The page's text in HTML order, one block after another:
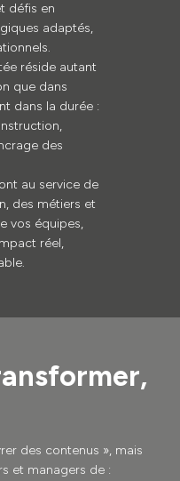
défis en
adaptés,
réside autant
que dans
dans la durée :
des
au service de
des métiers et
vos équipes,
réel,
des contenus », mais
et managers de :